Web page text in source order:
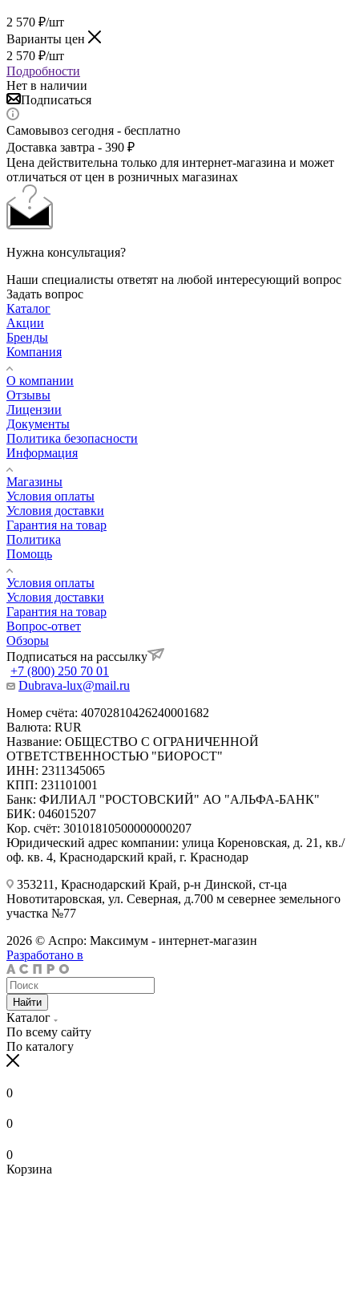
2 570 ₽/шт
Варианты цен
2 570 ₽/шт
Подробности
Нет в наличии
Подписаться
Самовывоз сегодня - бесплатно
Доставка завтра - 390 ₽
Цена действительна только для интернет-магазина и может
отличаться от цен в розничных магазинах
Нужна консультация?
Наши специалисты ответят на любой интересующий вопрос
Задать вопрос
Каталог
Акции
Бренды
Компания
О компании
Отзывы
Лицензии
Документы
Политика безопасности
Информация
Магазины
Условия оплаты
Условия доставки
Гарантия на товар
Политика
Помощь
Условия оплаты
Условия доставки
Гарантия на товар
Вопрос-ответ
Обзоры
Подписаться на рассылку
+7 (800) 250 70 01
Dubrava-lux@mail.ru
Номер счёта: 40702810426240001682
Валюта: RUR
Название: ОБЩЕСТВО С ОГРАНИЧЕННОЙ
ОТВЕТСТВЕННОСТЬЮ "БИОРОСТ"
ИНН: 2311345065
КПП: 231101001
Банк: ФИЛИАЛ "РОСТОВСКИЙ" АО "АЛЬФА-БАНК"
БИК: 046015207
Кор. счёт: 30101810500000000207
Юридический адрес компании: улица Кореновская, д. 21, кв./
оф. кв. 4, Краснодарский край, г. Краснодар
353211, Краснодарский Край, р-н Динской, ст-ца
Новотитаровская, ул. Северная, д.700 м севернее земельного
участка №77
2026 © Аспро: Максимум - интернет-магазин
Разработано в
Найти
Каталог
По всему сайту
По каталогу
0
0
0
Корзина